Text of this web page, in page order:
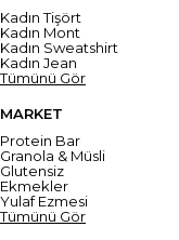
Kadın Tişört
Kadın Mont
Kadın Sweatshirt
Kadın Jean
Tümünü Gör
MARKET
Protein Bar
Granola & Müsli
Glutensiz
Ekmekler
Yulaf Ezmesi
Tümünü Gör